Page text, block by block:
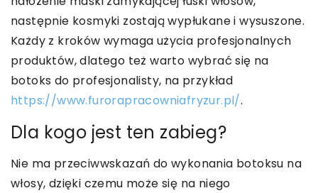
następnie kosmyki zostają wypłukane i wysuszone.
Każdy z kroków wymaga użycia profesjonalnych
produktów, dlatego też warto wybrać się na
botoks do profesjonalisty, na przykład
https://www.furorapracowniafryzur.pl/.
Dla kogo jest ten zabieg?
Nie ma przeciwwskazań do wykonania botoksu na
włosy, dzięki czemu może się na niego